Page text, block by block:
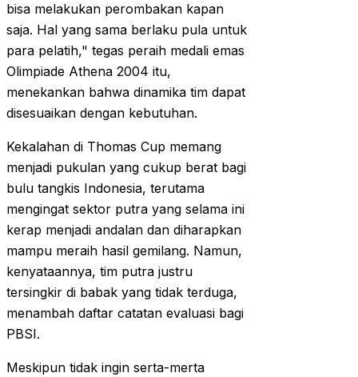
bisa melakukan perombakan kapan
saja. Hal yang sama berlaku pula untuk
para pelatih," tegas peraih medali emas
Olimpiade Athena 2004 itu,
menekankan bahwa dinamika tim dapat
disesuaikan dengan kebutuhan.
Kekalahan di Thomas Cup memang
menjadi pukulan yang cukup berat bagi
bulu tangkis Indonesia, terutama
mengingat sektor putra yang selama ini
kerap menjadi andalan dan diharapkan
mampu meraih hasil gemilang. Namun,
kenyataannya, tim putra justru
tersingkir di babak yang tidak terduga,
menambah daftar catatan evaluasi bagi
PBSI.
Meskipun tidak ingin serta-merta